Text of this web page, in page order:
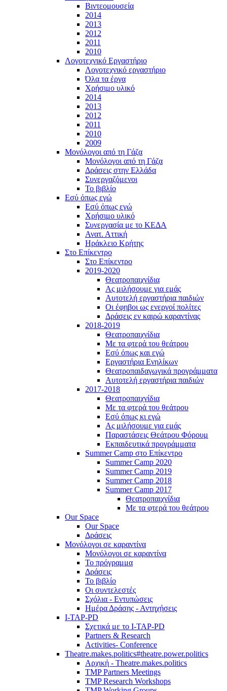
Βιντεομουσεία
2014
2013
2012
2011
2010
Λογοτεχνικό Εργαστήριο
Λογοτεχνικό εργαστήριο
Όλα τα έργα
Χρήσιμο υλικό
2014
2013
2012
2011
2010
2009
Μονόλογοι από τη Γάζα
Μονόλογοι από τη Γάζα
Δράσεις στην Ελλάδα
Συνεργαζόμενοι
To βιβλίο
Εσύ όπως εγώ
Εσύ όπως εγώ
Χρήσιμο υλικό
Συνεργασία με το ΚΕΔΑ
Ανατ. Αττική
Ηράκλειο Κρήτης
Στο Επίκεντρο
Στο Επίκεντρο
2019-2020
Θεατροπαιχνίδια
Ας μιλήσουμε για εμάς
Αυτοτελή εργαστήρια παιδιών
Οι έφηβοι ως ενεργοί πολίτες
Δράσεις εν καιρώ καραντίνας
2018-2019
Θεατροπαιχνίδια
Με τα φτερά του θεάτρου
Εσύ όπως και εγώ
Εργαστήρια Ενηλίκων
Θεατροπαιδαγωγικά προγράμματα
Αυτοτελή εργαστήρια παιδιών
2017-2018
Θεατροπαιχνίδια
Με τα φτερά του θεάτρου
Εσύ όπως κι εγώ
Ας μιλήσουμε για εμάς
Παραστάσεις Θεάτρου Φόρουμ
Εκπαιδευτικά προγράμματα
Summer Camp στο Επίκεντρο
Summer Camp 2020
Summer Camp 2019
Summer Camp 2018
Summer Camp 2017
Θεατροπαιχνίδια
Με τα φτερά του θεάτρου
Our Space
Our Space
Δράσεις
Μονόλογοι σε καραντίνα
Μονόλογοι σε καραντίνα
Το πρόγραμμα
Δράσεις
Το βιβλίο
Οι συντελεστές
Σχόλια - Εντυπώσεις
Ημέρα Δράσης - Αντηχήσεις
I-TAP-PD
Σχετικά με το I-TAP-PD
Partners & Research
Activities- Conference
Theatre.makes.politics#theatre.power.politics
Αρχική - Theatre.makes.politics
TMP Partners Meetings
TMP Research Workshops